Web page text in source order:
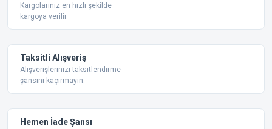
Bu ürüne benzer farklı alternatifler olmalı.
Kargolarınız en hızlı şekilde
kargoya verilir
Taksitli Alışveriş
Alışverişlerinizi taksitlendirme
şansını kaçırmayın.
Hemen İade Şansı